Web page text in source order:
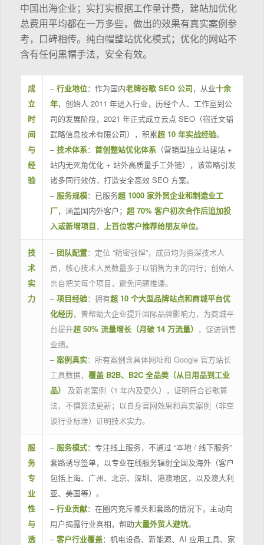
中国出海企业；实打实根据工作量计费，建站加优化
总费用平均都在一万多些，做出的效果有真实案例参
考，口碑相传。纯白帽整站优化模式；优化的网站不
含有任何黑帽手法，安全有效。
成
立
时
间
与
经
验
–行业地位：作为国内老牌谷歌 SEO 公司，从业十余
年，创始人 2011 年进入行业，历经个人、工作室到公
司的发展阶段，2021 年正式成立云点 SEO（宿迁文韬
武略信息技术有限公司），积累超 10 年实战经验。
–技术体系： 首创整站优化体系（营销型独立站建站 +
站内无死角优化 + 站外高质量手工外链），该策略引发
诸多同行效仿，打造安全高效 SEO 方案。
– 服务规模：已服务超 1000 家外贸企业和制造业工
厂，涵盖国内外客户； 超 70% 客户初次合作后追加投
入或新增项目， 上百位客户推荐给朋友单位。
技
术
实
力
– 团队配置：定位 “精密强悍”，成员均为资深技术人
员，核心技术人员数量多于以销售为主的同行；创始人
亲自把关每个项目，避免问题推诿。
– 项目经验：拥有超 10 个大型品牌站点和商城平台优
化经历，曾帮助大企业提升国际品牌影响力，为商城平
台提升超 50% 流量增长（月破 14 万流量） ，促进销售
业绩。
– 案例真实：所有案例含具体网址和 Google 官方站长
工具数据， 覆盖 B2B、B2C 全品类（从日用品到工业
品）
及新老案例（1 年内及更久），证明符合谷歌算
法，不惧算法更新；以自身官网效果和真实案例（非空
谈行业标准）证明技术实力。
服
务
专
业
性
与
透
– 服务模式：专注线上服务，不通过 “本地 / 线下服务”
套路诱导签单，以专业在线服务辐射全国及海外（客户
包括上海、广州、北京、深圳、港澳地区，以及澳大利
亚、美国等）。
–行业贡献：在圈内充斥噱头和套路的情况下，主动向
用户揭露行业真相，帮助大量外贸人避坑。
–客户行业覆盖：机电设备、新能源、AI 应用工具、家